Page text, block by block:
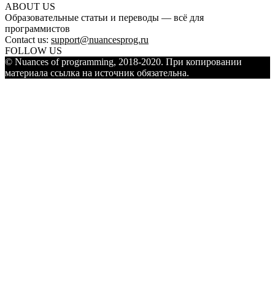
ABOUT US
Образовательные статьи и переводы — всё для
программистов
Contact us: support@nuancesprog.ru
FOLLOW US
© Nuances of programming, 2018-2020. При копировании
материала ссылка на источник обязательна.